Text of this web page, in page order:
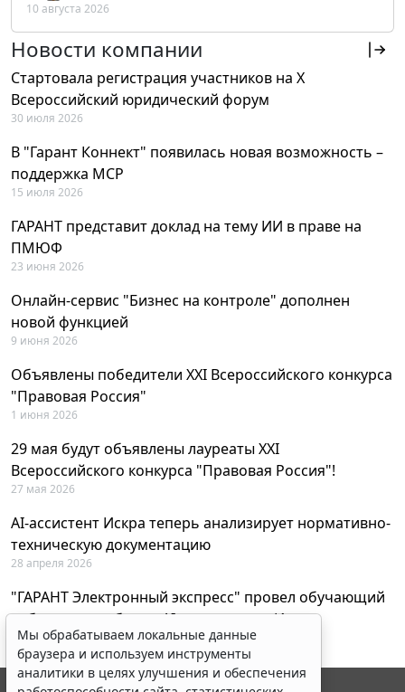
РФ
10 августа 2026
Новости компании
Стартовала регистрация участников на X
Всероссийский юридический форум
30 июля 2026
В "Гарант Коннект" появилась новая возможность –
поддержка MCP
15 июля 2026
ГАРАНТ представит доклад на тему ИИ в праве на
ПМЮФ
23 июня 2026
Онлайн-сервис "Бизнес на контроле" дополнен
новой функцией
9 июня 2026
Объявлены победители XXI Всероссийского конкурса
"Правовая Россия"
1 июня 2026
29 мая будут объявлены лауреаты XXI
Всероссийского конкурса "Правовая Россия"!
27 мая 2026
AI-ассистент Искра теперь анализирует нормативно-
техническую документацию
28 апреля 2026
"ГАРАНТ Электронный экспресс" провел обучающий
вебинар по работе с AI-ассистентом Искра
23 апреля 2026
Мы обрабатываем локальные данные
браузера и используем инструменты
аналитики в целях улучшения и обеспечения